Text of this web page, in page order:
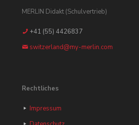
MERLIN Didakt (Schulvertrieb)
+41 (55) 4426837
switzerland@my-merlin.com
Rechtliches
Impressum